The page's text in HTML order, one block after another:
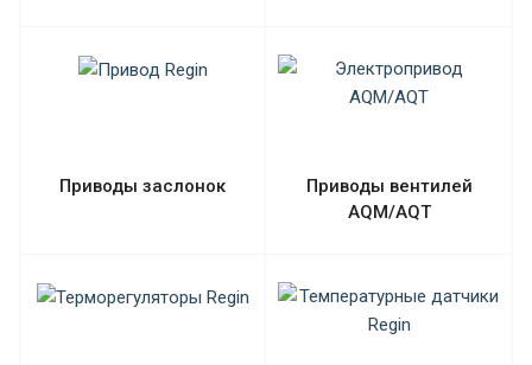
Приводы заслонок
Приводы вентилей
AQM/AQT